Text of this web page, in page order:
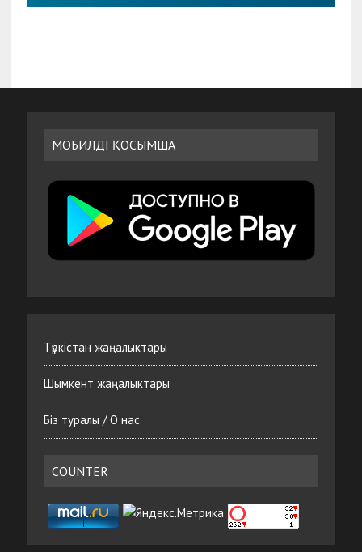
МОБИЛДІ ҚОСЫМША
Түркістан жаңалыктары
Шымкент жаңалыктары
Біз туралы / О нас
COUNTER